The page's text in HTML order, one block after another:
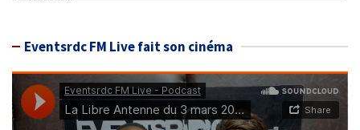
Eventsrdc FM Live fait son cinéma